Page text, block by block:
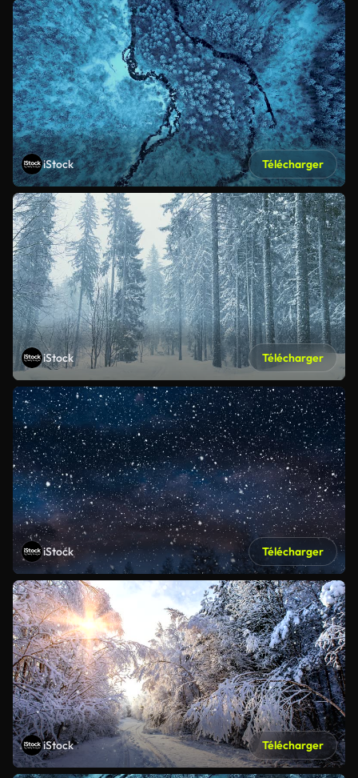
iStock Télécharger
iStock Télécharger
iStock Télécharger
iStock Télécharger